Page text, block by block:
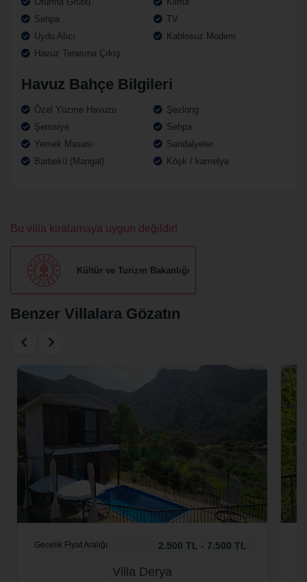
Sehpa
TV
Uydu Alıcı
Kablosuz Modem
Havuz Terasına Çıkış
Havuz Bahçe Bilgileri
Özel Yüzme Havuzu
Şezlong
Şemsiye
Sehpa
Yemek Masası
Sandalyeler
Barbekü (Mangal)
Köşk / kamelya
Bu villa kiralamaya uygun değildir!
Kültür ve Turizm Bakanlığı
Benzer Villalara Gözatın
Villa Derya
Gecelik Fiyat Aralığı 2.500 TL - 7.500 TL